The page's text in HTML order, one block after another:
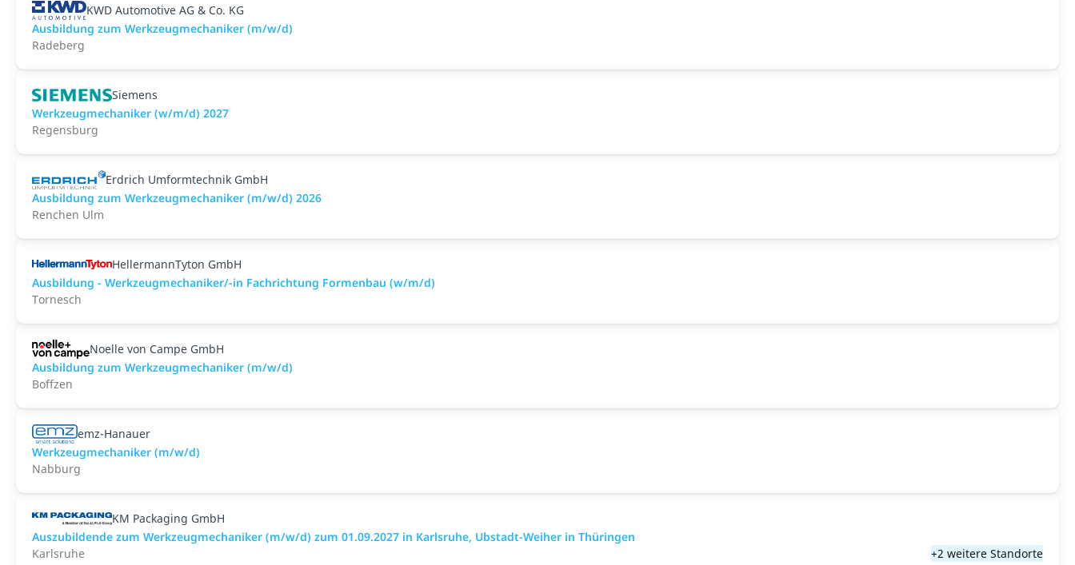
KWD Automotive AG & Co. KG
Ausbildung zum Werkzeugmechaniker (m/w/d)
Radeberg
Siemens
Werkzeugmechaniker (w/m/d) 2027
Regensburg
Erdrich Umformtechnik GmbH
Ausbildung zum Werkzeugmechaniker (m/w/d) 2026
Renchen Ulm
HellermannTyton GmbH
Ausbildung - Werkzeugmechaniker/-in Fachrichtung Formenbau (w/m/d)
Tornesch
Noelle von Campe GmbH
Ausbildung zum Werkzeugmechaniker (m/w/d)
Boffzen
emz-Hanauer
Werkzeugmechaniker (m/w/d)
Nabburg
KM Packaging GmbH
Auszubildende zum Werkzeugmechaniker (m/w/d) zum 01.09.2027 in Karlsruhe, Ubstadt-Weiher in Thüringen
Karlsruhe
+2 weitere Standorte